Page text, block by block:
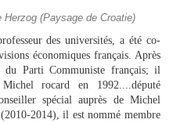
(Paysage de Croatie)
des universités, a été co-
économiques français. Après
du Parti Communiste français; il
rocard en 1992....député
spécial auprès de Michel
2014), il est nommé membre